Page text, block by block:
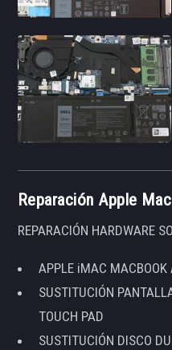
Reparación Apple Mac
REPARACIÓN HARDWARE
APPLE iMAC MACBOOK
SUSTITUCIÓN
TOUCH PAD
SUSTITUCIÓN DISCO